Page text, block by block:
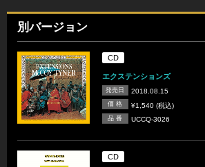
別バージョン
CD
エクステンションズ
発売日 2018.08.15
価 格 ¥1,540 (税込)
品 番 UCCQ-3026
CD